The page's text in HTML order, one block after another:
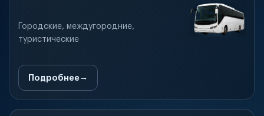
Городские, междугородние,
туристические
Подробнее